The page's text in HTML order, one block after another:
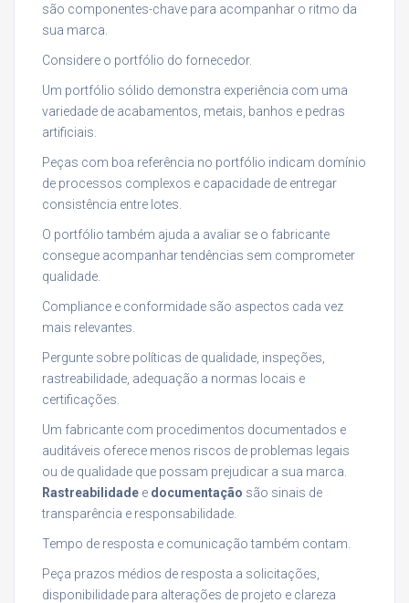
são componentes-chave para acompanhar o ritmo da
sua marca.
Considere o portfólio do fornecedor.
Um portfólio sólido demonstra experiência com uma
variedade de acabamentos, metais, banhos e pedras
artificiais.
Peças com boa referência no portfólio indicam domínio
de processos complexos e capacidade de entregar
consistência entre lotes.
O portfólio também ajuda a avaliar se o fabricante
consegue acompanhar tendências sem comprometer
qualidade.
Compliance e conformidade são aspectos cada vez
mais relevantes.
Pergunte sobre políticas de qualidade, inspeções,
rastreabilidade, adequação a normas locais e
certificações.
Um fabricante com procedimentos documentados e
auditáveis oferece menos riscos de problemas legais
ou de qualidade que possam prejudicar a sua marca.
Rastreabilidade e documentação são sinais de
transparência e responsabilidade.
Tempo de resposta e comunicação também contam.
Peça prazos médios de resposta a solicitações,
disponibilidade para alterações de projeto e clareza